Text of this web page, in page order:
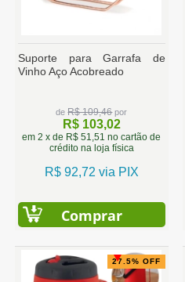
Suporte para Garrafa de
Vinho Aço Acobreado
deR$ 109,46por
R$ 103,02
em 2 x de R$ 51,51 no cartão de
crédito na loja física
R$ 92,72 via PIX
Comprar
27.5% OFF